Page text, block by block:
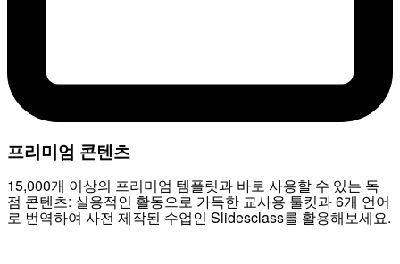
프리미엄 콘텐츠
15,000개 이상의 프리미엄 템플릿과 바로 사용할 수 있는 독
점 콘텐츠: 실용적인 활동으로 가득한 교사용 툴킷과 6개 언어
로 번역하여 사전 제작된 수업인 Slidesclass를 활용해보세요.